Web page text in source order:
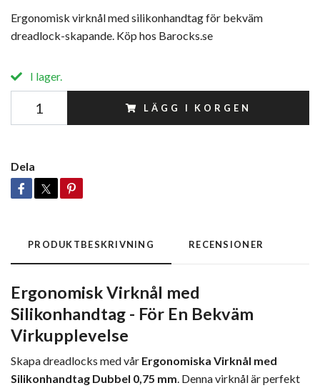
Ergonomisk virknål med silikonhandtag för bekväm
dreadlock-skapande. Köp hos Barocks.se
I lager.
LÄGG I KORGEN
Dela
PRODUKTBESKRIVNING RECENSIONER
Ergonomisk Virknål med
Silikonhandtag - För En Bekväm
Virkupplevelse
Skapa dreadlocks med vår Ergonomiska Virknål med
Silikonhandtag Dubbel 0,75 mm . Denna virknål är perfekt